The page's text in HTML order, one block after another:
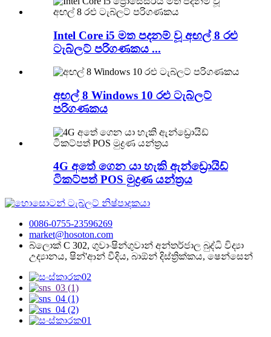
Intel Core i5 මත පදනම් වූ අඟල් 8 රළු
ටැබ්ලට් පරිගණකය ...
අඟල් 8 Windows 10 රළු ටැබ්ලට්
පරිගණකය
4G අතේ ගෙන යා හැකි ඇන්ඩ්‍රොයිඩ්
ටිකට්පත් POS මුද්‍රණ යන්ත්‍රය
0086-0755-23596269
market@hosoton.com
බ්ලොක් C 302, ගුවාංෂින්ගුවාන් අන්තර්ජාල බුද්ධි විද්‍යා
උද්‍යානය, ෂින්'ආන් වීදිය, බාඕන් දිස්ත්‍රික්කය, ෂෙන්සෙන්